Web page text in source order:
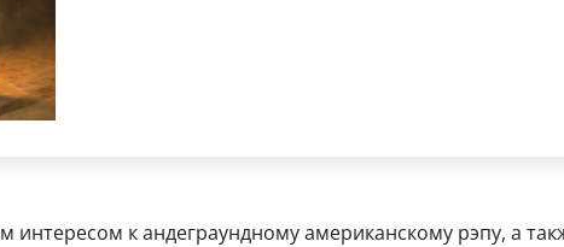
интересом к андеграундному американскому рэпу, а